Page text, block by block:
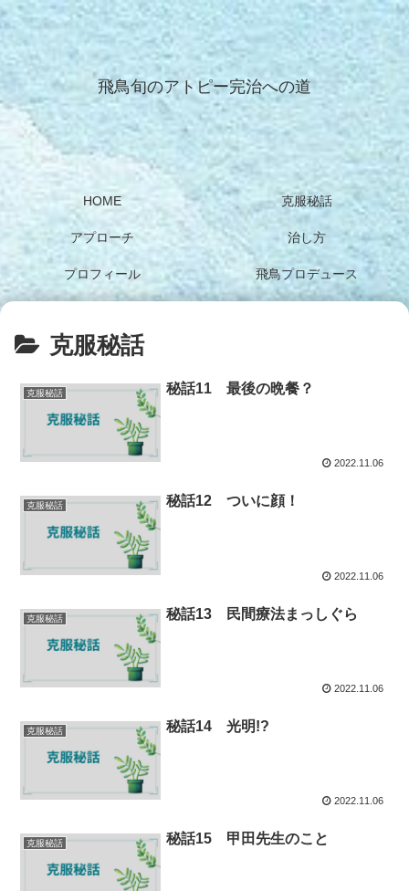
飛鳥旬のアトピー完治への道
HOME 克服秘話
アプローチ 治し方
プロフィール 飛鳥プロデュース
克服秘話
克服秘話 秘話11 最後の晩餐？
2022.11.06
克服秘話 秘話12 ついに顔！
2022.11.06
克服秘話 秘話13 民間療法まっしぐら
2022.11.06
克服秘話 秘話14 光明!?
2022.11.06
克服秘話 秘話15 甲田先生のこと